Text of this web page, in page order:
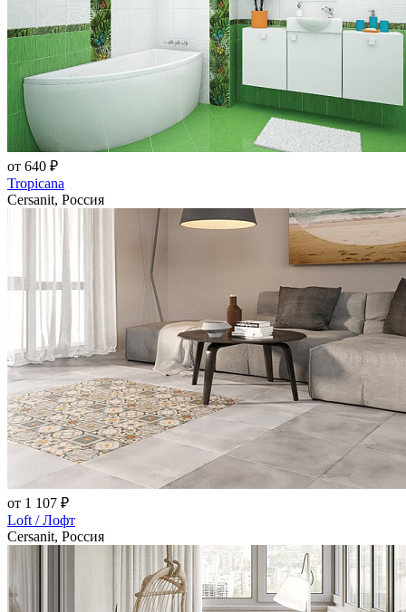
от 640 ₽
Tropicana
Cersanit, Россия
от 1 107 ₽
Loft / Лофт
Cersanit, Россия